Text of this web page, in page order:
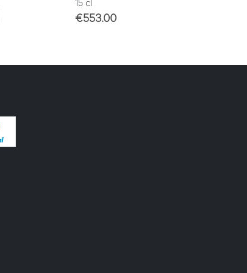
15 cl
€553.00